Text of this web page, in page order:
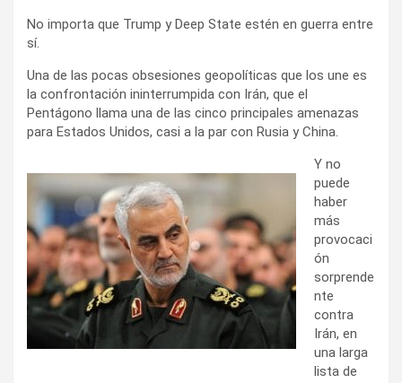
No importa que Trump y Deep State estén en guerra entre
sí.
Una de las pocas obsesiones geopolíticas que los une es
la confrontación ininterrumpida con Irán, que el
Pentágono llama una de las cinco principales amenazas
para Estados Unidos, casi a la par con Rusia y China.
Y no
puede
haber
más
provocaci
ón
sorprende
nte
contra
Irán, en
una larga
lista de